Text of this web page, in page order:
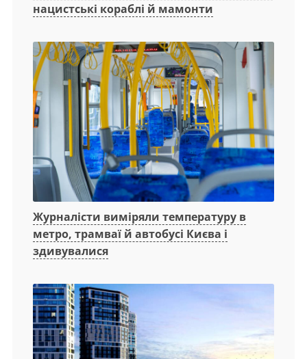
нацистські кораблі й мамонти
Журналісти виміряли температуру в
метро, трамваї й автобусі Києва і
здивувалися